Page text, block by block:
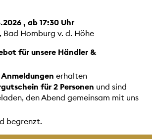
, ab 17:30 Uhr
Bad Homburg v. d. Höhe
für unsere Händler &
erhalten
für 2 Personen und sind
den Abend gemeinsam mit uns
begrenzt.